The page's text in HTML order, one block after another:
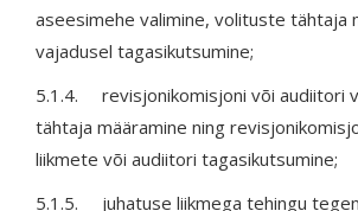
aseesimehe valimine, volituste tähtaja
vajadusel tagasikutsumine;
5.1.4. revisjonikomisjoni või audiitori
tähtaja määramine ning
liikmete või audiitori tagasikutsumine;
5.1.5. juhatuse liikmega tehingu